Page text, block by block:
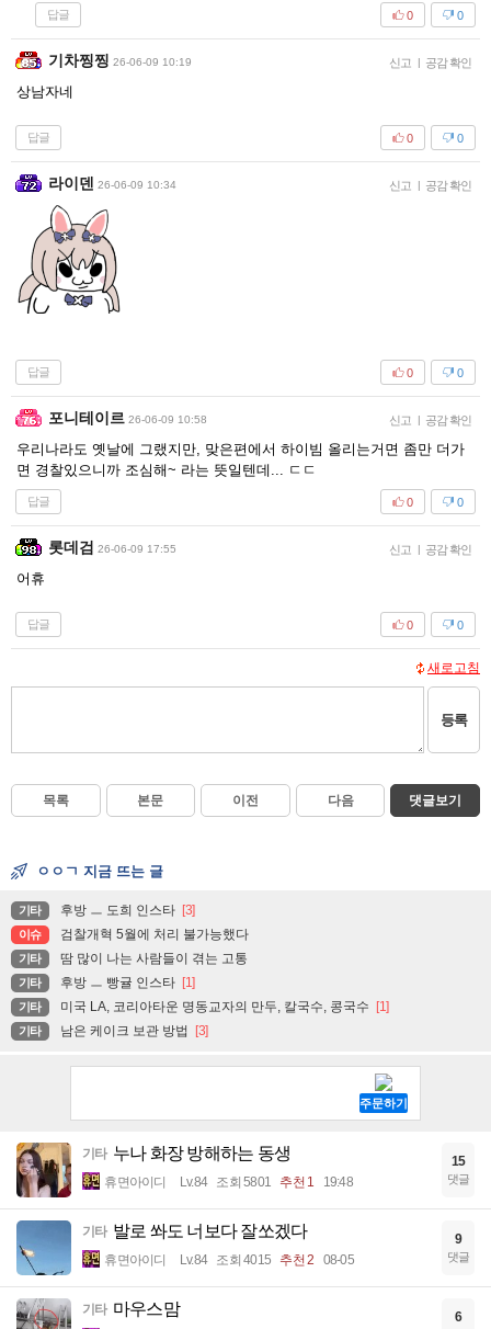
답글 0
0
기차찡찡 26-06-09 10:19 신고 | 공감 확인
상남자네
답글 0
0
라이덴 26-06-09 10:34 신고 | 공감 확인
답글 0
0
포니테이르 26-06-09 10:58 신고 | 공감 확인
우리나라도 옛날에 그랬지만, 맞은편에서 하이빔 올리는거면 좀만 더가
면 경찰있으니까 조심해~ 라는 뜻일텐데... ㄷㄷ
답글 0
0
롯데검 26-06-09 17:55 신고 | 공감 확인
어휴
답글 0
0
새로고침
등록
목록 본문 이전 다음 댓글보기
ㅇㅇㄱ 지금 뜨는 글
기타 후방 ㅡ 도희 인스타 [3]
이슈 검찰개혁 5월에 처리 불가능했다
기타 땀 많이 나는 사람들이 겪는 고통
기타 후방 ㅡ 빵귤 인스타 [1]
기타 미국 LA, 코리아타운 명동교자의 만두, 칼국수, 콩국수 [1]
기타 남은 케이크 보관 방법 [3]
기타 누나 화장 방해하는 동생
휴면아이디 Lv.84 조회 5801 추천 1 19:48
15
댓글
기타 발로 쏴도 너보다 잘쏘겠다
휴면아이디 Lv.84 조회 4015 추천 2 08-05
9
댓글
기타 마우스맘 6